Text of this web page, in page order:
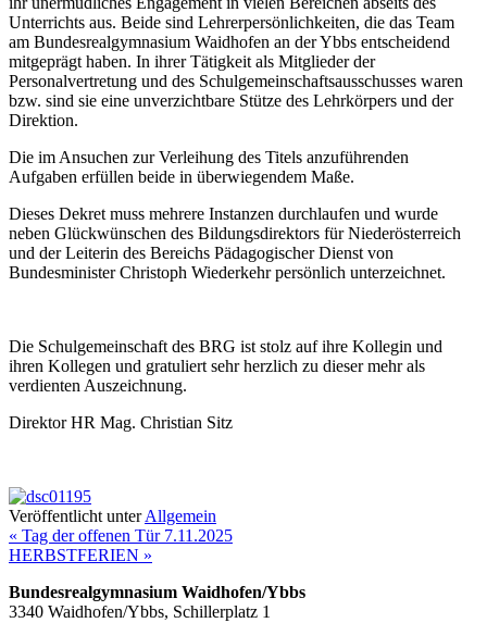
Unterrichts aus. Beide sind Lehrerpersönlichkeiten, die das Team
am Bundesrealgymnasium Waidhofen an der Ybbs entscheidend
mitgeprägt haben. In ihrer Tätigkeit als Mitglieder der
Personalvertretung und des Schulgemeinschaftsausschusses waren
bzw. sind sie eine unverzichtbare Stütze des Lehrkörpers und der
Direktion.
Die im Ansuchen zur Verleihung des Titels anzuführenden
Aufgaben erfüllen beide in überwiegendem Maße.
Dieses Dekret muss mehrere Instanzen durchlaufen und wurde
neben Glückwünschen des Bildungsdirektors für Niederösterreich
und der Leiterin des Bereichs Pädagogischer Dienst von
Bundesminister Christoph Wiederkehr persönlich unterzeichnet.
Die Schulgemeinschaft des BRG ist stolz auf ihre Kollegin und
ihren Kollegen und gratuliert sehr herzlich zu dieser mehr als
verdienten Auszeichnung.
Direktor HR Mag. Christian Sitz
Veröffentlicht unterAllgemein
« Tag der offenen Tür 7.11.2025
HERBSTFERIEN »
Bundesrealgymnasium Waidhofen/Ybbs
3340 Waidhofen/Ybbs, Schillerplatz 1